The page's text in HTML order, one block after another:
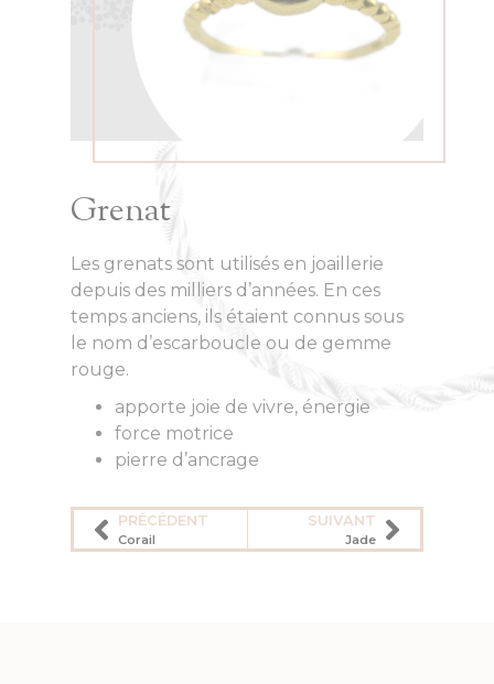
Grenat
Les grenats sont utilisés en joaillerie
depuis des milliers d’années. En ces
temps anciens, ils étaient connus sous
le nom d’escarboucle ou de gemme
rouge.
apporte joie de vivre, énergie
force motrice
pierre d’ancrage
PRÉCÉDENT
Corail
SUIVANT
Jade